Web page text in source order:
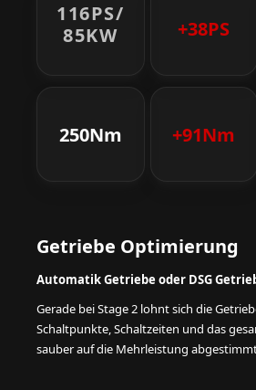
116PS/
85KW
+38PS
250Nm +91Nm
Getriebe Optimierung
Automatik Getriebe oder DSG
Gerade bei Stage 2 lohnt sich die
Schaltpunkte, Schaltzeiten und das
sauber auf die Mehrleistung